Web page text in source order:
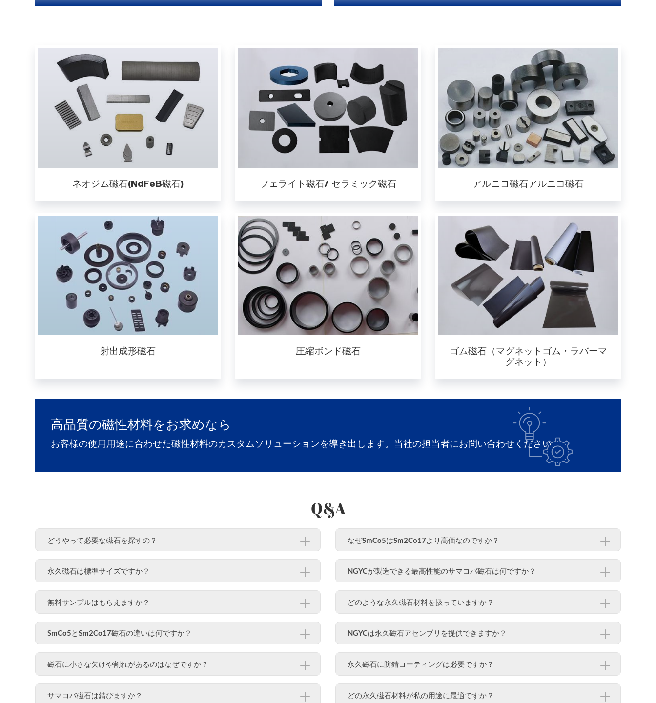
ネオジム磁石(NdFeB磁石) フェライト磁石/ セラミック磁石 アルニコ磁石アルニコ磁石
射出成形磁石 圧縮ボンド磁石
ゴム磁石（マグネットゴム・ラバーマ
グネット）
高品質の磁性材料をお求めなら
お客様の使用用途に合わせた磁性材料のカスタムソリューションを導き出します。当社の担当者にお問い合わせください。
Q&A
どうやって必要な磁石を探すの？
永久磁石は標準サイズですか？
無料サンプルはもらえますか？
SmCo5とSm2Co17磁石の違いは何ですか？
磁石に小さな欠けや割れがあるのはなぜですか？
サマコバ磁石は錆びますか？
なぜSmCo5はSm2Co17より高価なのですか？
NGYCが製造できる最高性能のサマコバ磁石は何ですか？
どのような永久磁石材料を扱っていますか？
NGYCは永久磁石アセンブリを提供できますか？
永久磁石に防錆コーティングは必要ですか？
どの永久磁石材料が私の用途に最適ですか？